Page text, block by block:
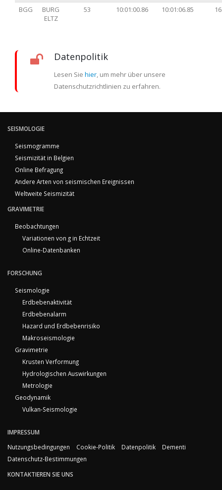
BGG
BURG
ELTZ
53 10:01:00.86 10:01:06.85
Datenpolitik
Lesen Sie hier, um mehr über unsere
Datenschutzrichtlinien zu erfahren.
SEISMOLOGIE
Seismogramme
Seismizität in Belgien
Online Befragung
Andere Arten von seismischen Ereignissen
Weltweite Seismizität
GRAVIMETRIE
Beobachtungen
Variationen von g in Echtzeit
Online-Datenbanken
FORSCHUNG
Seismologie
Erdbebenaktivität
Erdbebenalarm
Hazard und Erdbebenrisiko
Makroseismologie
Gravimetrie
Krusten Verformung
Hydrologischen Auswirkungen
Metrologie
Geodynamik
Vulkan-Seismologie
IMPRESSUM
Nutzungsbedingungen
Cookie-Politik Datenpolitik
Dementi
Datenschutz-Bestimmungen
KONTAKTIEREN SIE UNS